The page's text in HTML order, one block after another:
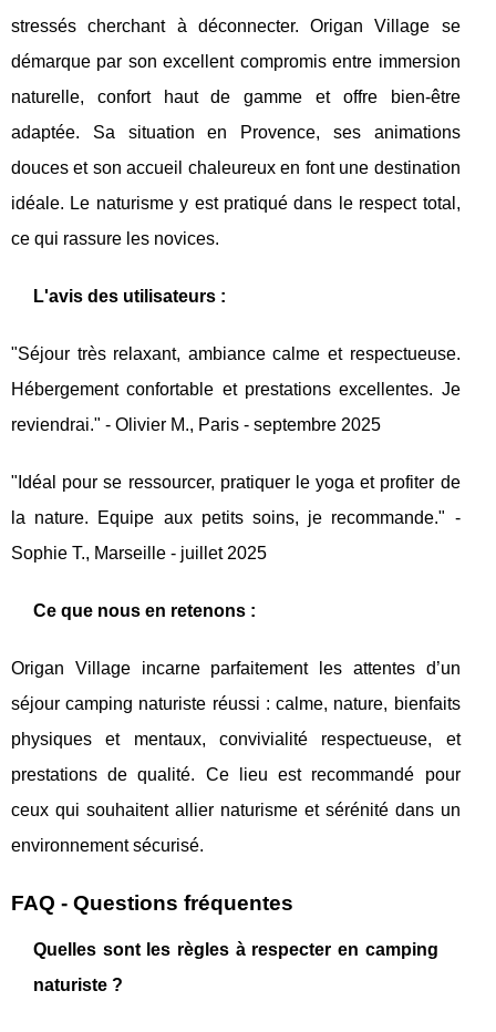
stressés cherchant à déconnecter. Origan Village se
démarque par son excellent compromis entre immersion
naturelle, confort haut de gamme et offre bien-être
adaptée. Sa situation en Provence, ses animations
douces et son accueil chaleureux en font une destination
idéale. Le naturisme y est pratiqué dans le respect total,
ce qui rassure les novices.
L'avis des utilisateurs :
"Séjour très relaxant, ambiance calme et respectueuse.
Hébergement confortable et prestations excellentes. Je
reviendrai." - Olivier M., Paris - septembre 2025
"Idéal pour se ressourcer, pratiquer le yoga et profiter de
la nature. Equipe aux petits soins, je recommande." -
Sophie T., Marseille - juillet 2025
Ce que nous en retenons :
Origan Village incarne parfaitement les attentes d’un
séjour camping naturiste réussi : calme, nature, bienfaits
physiques et mentaux, convivialité respectueuse, et
prestations de qualité. Ce lieu est recommandé pour
ceux qui souhaitent allier naturisme et sérénité dans un
environnement sécurisé.
FAQ - Questions fréquentes
Quelles sont les règles à respecter en camping
naturiste ?